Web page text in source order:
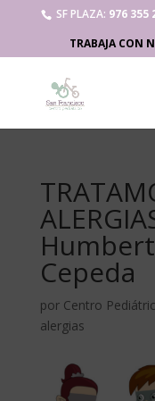
SF PLAZA: 976 355
TRABAJA CON
Cepeda
por Centro
alergias